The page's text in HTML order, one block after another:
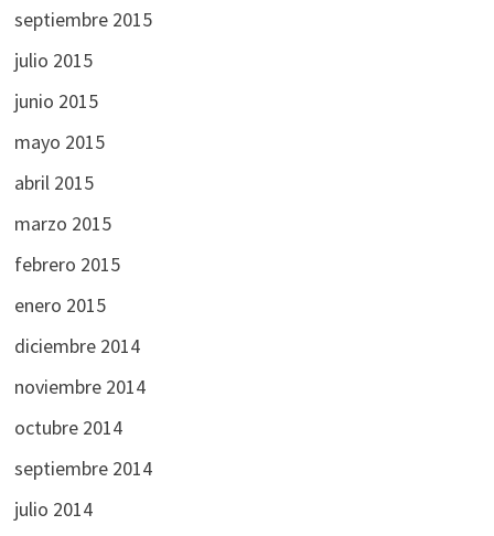
septiembre 2015
julio 2015
junio 2015
mayo 2015
abril 2015
marzo 2015
febrero 2015
enero 2015
diciembre 2014
noviembre 2014
octubre 2014
septiembre 2014
julio 2014